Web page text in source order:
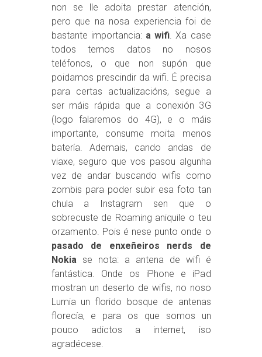
non se lle adoita prestar atención,
pero que na nosa experiencia foi de
bastante importancia: a wifi. Xa case
todos temos datos no nosos
teléfonos, o que non supón que
poidamos prescindir da wifi. É precisa
para certas actualizacións, segue a
ser máis rápida que a conexión 3G
(logo falaremos do 4G), e o máis
importante, consume moita menos
batería. Ademais, cando andas de
viaxe, seguro que vos pasou algunha
vez de andar buscando wifis como
zombis para poder subir esa foto tan
chula a Instagram sen que o
sobrecuste de Roaming aniquile o teu
orzamento. Pois é nese punto onde o
pasado de enxeñeiros nerds de
Nokiase nota: a antena de wifi é
fantástica. Onde os iPhone e iPad
mostran un deserto de wifis, no noso
Lumia un florido bosque de antenas
florecía, e para os que somos un
pouco adictos a internet, iso
agradécese.